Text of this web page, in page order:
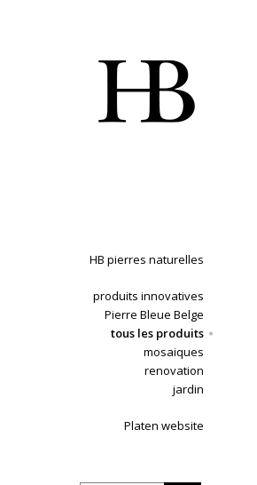
HB pierres naturelles
produits innovatives
Pierre Bleue Belge
tous les produits
mosaiques
renovation
jardin
Platen website